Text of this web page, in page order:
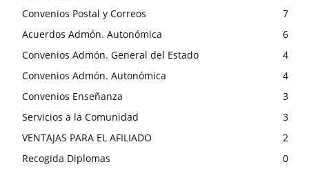
Convenios Postal y Correos
7
Acuerdos Admón. Autonómica
6
Convenios Admón. General del Estado
4
Convenios Admón. Autonómica
4
Convenios Enseñanza
3
Servicios a la Comunidad
3
VENTAJAS PARA EL AFILIADO
2
Recogida Diplomas
0